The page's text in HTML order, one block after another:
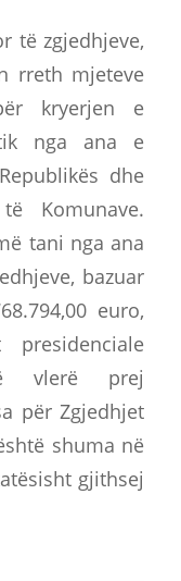
të zgjedhjeve,
rreth mjeteve
kryerjen e
nga ana e
dhe
Komunave.
tani nga ana
bazuar
euro,
vlerë prej
për Zgjedhjet
shuma në
gjithsej